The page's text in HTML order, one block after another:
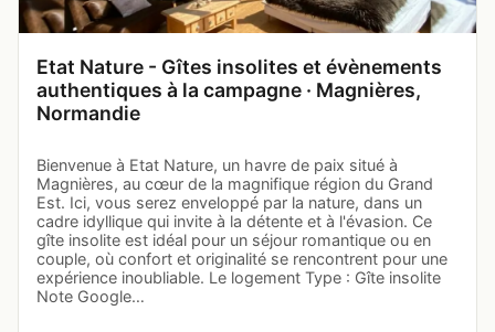
Etat Nature - Gîtes insolites et évènements
authentiques à la campagne · Magnières,
Normandie
Bienvenue à Etat Nature, un havre de paix situé à
Magnières, au cœur de la magnifique région du Grand
Est. Ici, vous serez enveloppé par la nature, dans un
cadre idyllique qui invite à la détente et à l'évasion. Ce
gîte insolite est idéal pour un séjour romantique ou en
couple, où confort et originalité se rencontrent pour une
expérience inoubliable. Le logement Type : Gîte insolite
Note Google…